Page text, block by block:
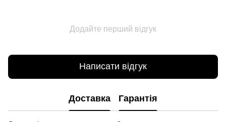
Додайте перший відгук
Написати відгук
Доставка Гарантія